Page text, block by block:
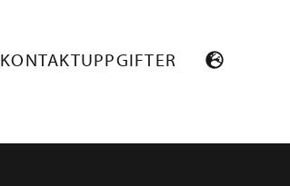
KONTAKTUPPGIFTER